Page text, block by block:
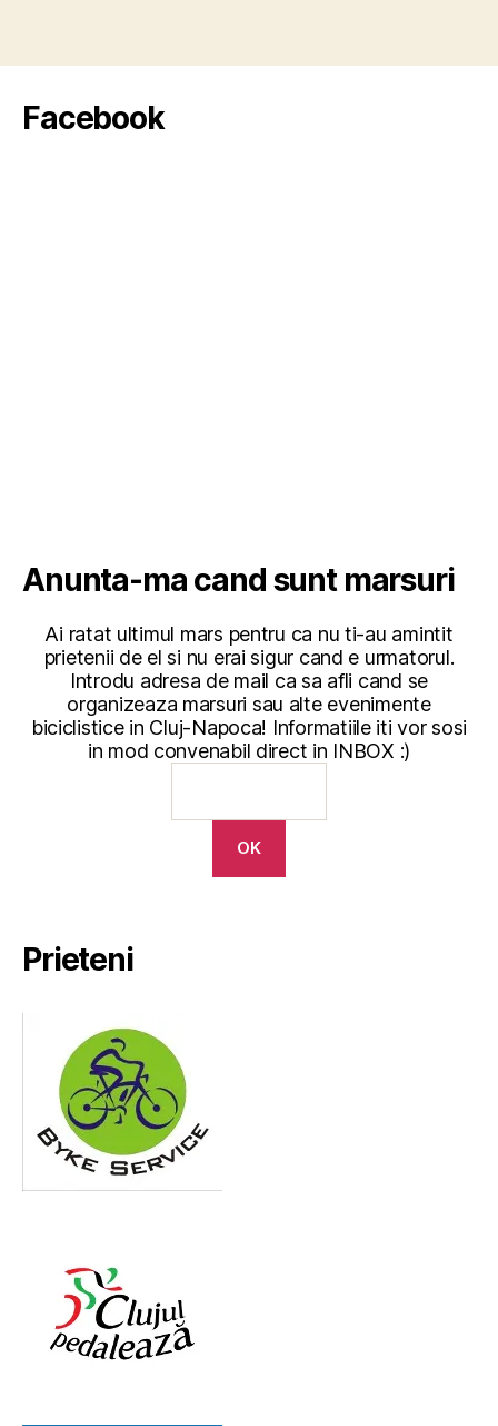
Facebook
Anunta-ma cand sunt marsuri
Ai ratat ultimul mars pentru ca nu ti-au amintit
prietenii de el si nu erai sigur cand e urmatorul.
Introdu adresa de mail ca sa afli cand se
organizeaza marsuri sau alte evenimente
biciclistice in Cluj-Napoca! Informatiile iti vor sosi
in mod convenabil direct in INBOX :)
Prieteni